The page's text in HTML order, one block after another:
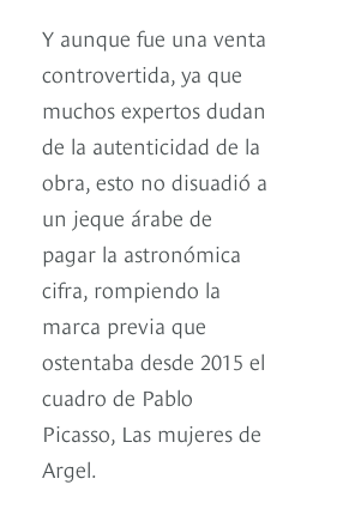
Y aunque fue una venta
controvertida, ya que
muchos expertos dudan
de la autenticidad de la
obra, esto no disuadió a
un jeque árabe de
pagar la astronómica
cifra, rompiendo la
marca previa que
ostentaba desde 2015 el
cuadro de Pablo
Picasso, Las mujeres de
Argel.